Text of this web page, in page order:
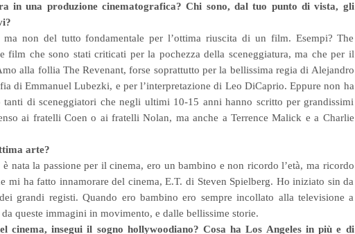
in una produzione cinematografica? Chi sono, dal tuo punto di vista, gli
ma non del tutto fondamentale per l’ottima riuscita di un film. Esempi? The
film che sono stati criticati per la pochezza della sceneggiatura, ma che per il
alla follia The Revenant, forse soprattutto per la bellissima regia di Alejandro
di Emmanuel Lubezki, e per l’interpretazione di Leo DiCaprio. Eppure non ha
tanti di sceneggiatori che negli ultimi 10-15 anni hanno scritto per grandissimi
ai fratelli Coen o ai fratelli Nolan, ma anche a Terrence Malick e a Charlie
arte?
nata la passione per il cinema, ero un bambino e non ricordo l’età, ma ricordo
mi ha fatto innamorare del cinema, E.T. di Steven Spielberg. Ho iniziato sin da
grandi registi. Quando ero bambino ero sempre incollato alla televisione a
queste immagini in movimento, e dalle bellissime storie.
cinema, insegui il sogno hollywoodiano? Cosa ha Los Angeles in più e di